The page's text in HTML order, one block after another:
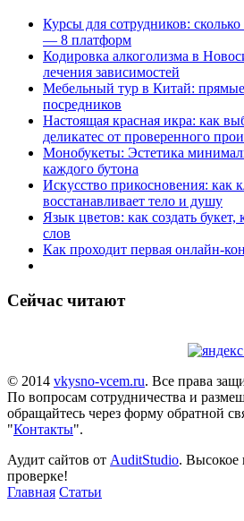
Курсы для сотрудников:
— 8 платформ
Кодировка алкоголизма в
лечения зависимостей
Мебельный тур в Китай: прямые
посредников
Настоящая красная икра: как
деликатес от проверенного
Монобукеты: Эстетика
каждого бутона
Искусство прикосновения: как
восстанавливает тело и душу
Язык цветов: как создать букет,
слов
Как проходит первая онлайн-
Сейчас читают
© 2014 vkysno-vcem.ru. Все права
По вопросам сотрудничества и
обращайтесь через форму обратной
"Контакты".
Аудит сайтов от AuditStudio. Высокое
проверке!
Главная Статьи